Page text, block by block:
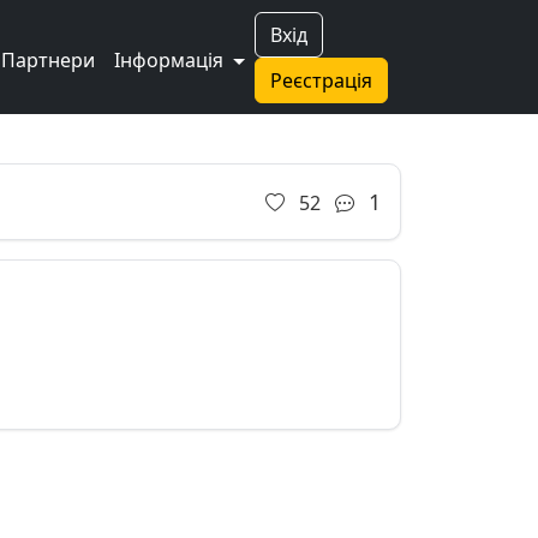
Вхід
Реєстрація
Партнери Інформація
Next
52
1